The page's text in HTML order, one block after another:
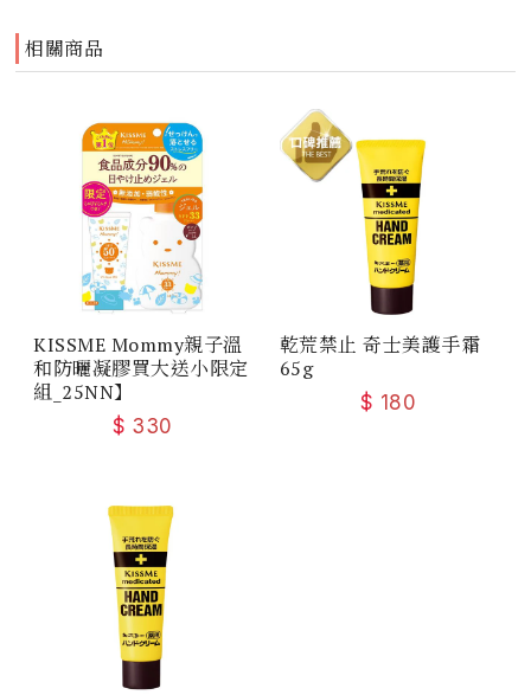
相關商品
KISSME Mommy親子溫
和防曬凝膠買大送小限定
組_25NN】
$ 330
乾荒禁止 奇士美護手霜
65g
$ 180